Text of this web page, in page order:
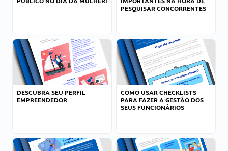
PESQUISAR CONCORRENTES
DESCUBRA SEU PERFIL
EMPREENDEDOR
COMO USAR CHECKLISTS
PARA FAZER A GESTÃO DOS
SEUS FUNCIONÁRIOS